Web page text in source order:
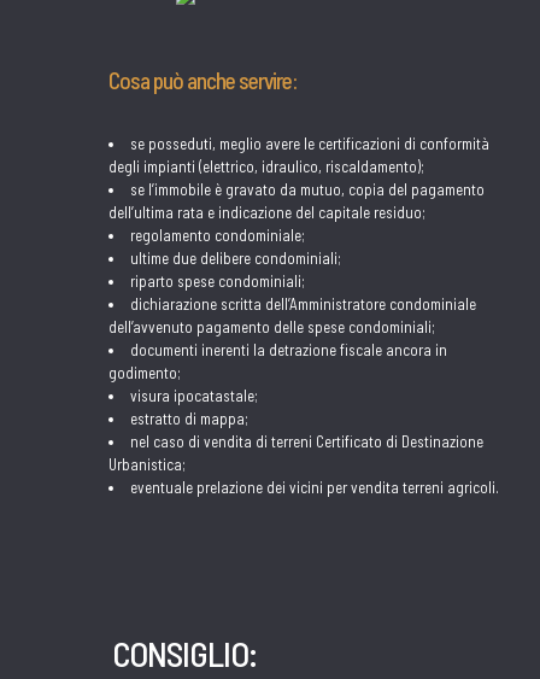
Cosa può anche servire:
se posseduti, meglio avere le certificazioni di conformità
degli impianti (elettrico, idraulico, riscaldamento);
se l’immobile è gravato da mutuo, copia del pagamento
dell’ultima rata e indicazione del capitale residuo;
regolamento condominiale;
ultime due delibere condominiali;
riparto spese condominiali;
dichiarazione scritta dell’Amministratore condominiale
dell’avvenuto pagamento delle spese condominiali;
documenti inerenti la detrazione fiscale ancora in
godimento;
visura ipocatastale;
estratto di mappa;
nel caso di vendita di terreni Certificato di Destinazione
Urbanistica;
eventuale prelazione dei vicini per vendita terreni agricoli.
CONSIGLIO: